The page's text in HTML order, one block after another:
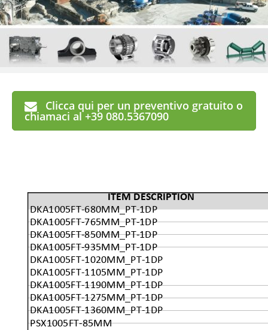
Clicca qui per un preventivo gratuito o
chiamaci al +39 080.5367090
ITEM DESCRIPTION
DKA1005FT-680MM_PT-1DP
DKA1005FT-765MM_PT-1DP
DKA1005FT-850MM_PT-1DP
DKA1005FT-935MM_PT-1DP
DKA1005FT-1020MM_PT-1DP
DKA1005FT-1105MM_PT-1DP
DKA1005FT-1190MM_PT-1DP
DKA1005FT-1275MM_PT-1DP
DKA1005FT-1360MM_PT-1DP
PSX1005FT-85MM